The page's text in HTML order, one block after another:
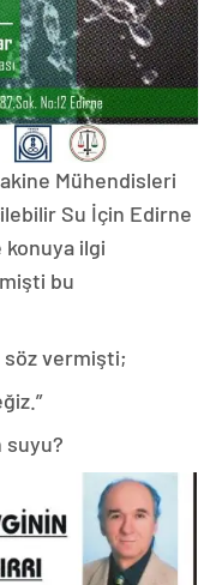
Mühendisleri
Su İçin Edirne
konuya ilgi
bu
söz vermişti;
suyu?